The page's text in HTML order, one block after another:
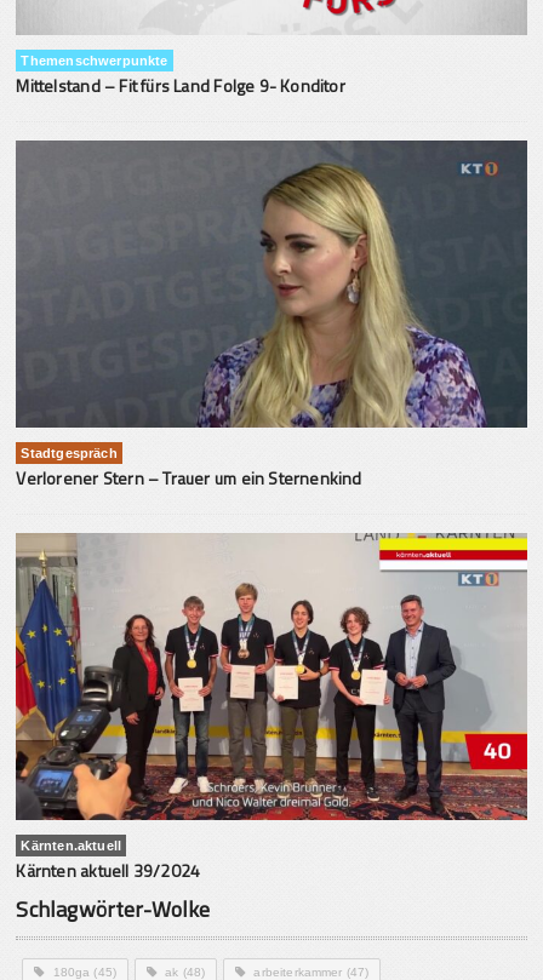
Themenschwerpunkte
Mittelstand – Fit fürs Land Folge 9- Konditor
Stadtgespräch
Verlorener Stern – Trauer um ein Sternenkind
Kärnten.aktuell
Kärnten aktuell 39/2024
Schlagwörter-Wolke
180ga (45) ak (48) arbeiterkammer (47)